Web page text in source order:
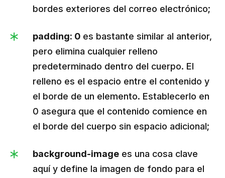
bordes exteriores del correo electrónico;
padding: 0 es bastante similar al anterior,
pero elimina cualquier relleno
predeterminado dentro del cuerpo. El
relleno es el espacio entre el contenido y
el borde de un elemento. Establecerlo en
0 asegura que el contenido comience en
el borde del cuerpo sin espacio adicional;
background-image es una cosa clave
aquí y define la imagen de fondo para el